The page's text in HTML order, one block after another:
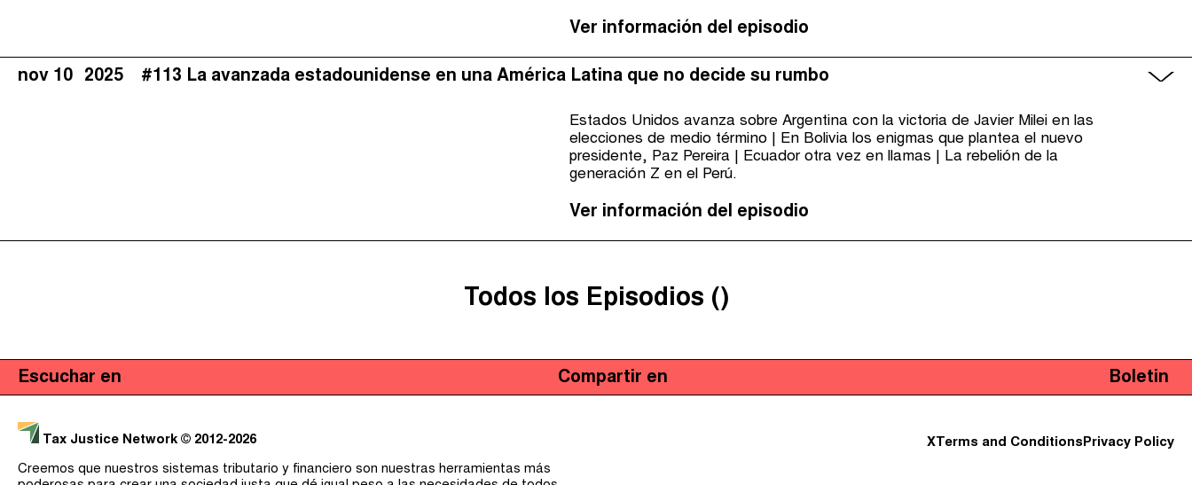
Ver información del episodio
nov 10 2025 #113 La avanzada estadounidense en una América Latina que no decide su rumbo
Estados Unidos avanza sobre Argentina con la victoria de Javier Milei en las
elecciones de medio término | En Bolivia los enigmas que plantea el nuevo
presidente, Paz Pereira | Ecuador otra vez en llamas | La rebelión de la
generación Z en el Perú.
Ver información del episodio
Todos los Episodios ( )
Escuchar en Compartir en Boletin
Tax Justice Network © 2012-2026
Creemos que nuestros sistemas tributario y financiero son nuestras herramientas más
X Terms and Conditions Privacy Policy